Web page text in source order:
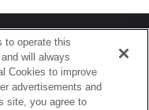
to operate this
will always
Cookies to improve
advertisements and
site, you agree to